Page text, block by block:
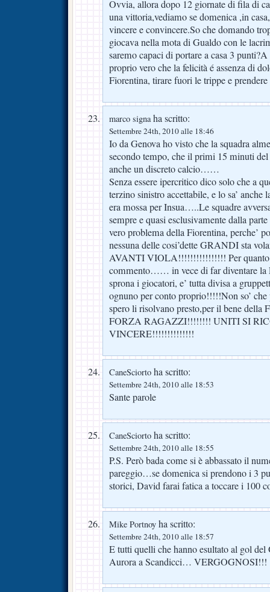
Ovvia, allora dopo 12 giornate di fila di
una vittoria,vediamo se domenica ,in
vincere e convincere.So che domando
giocava nella mota di Gualdo con le
saremo capaci di portare a casa 3
proprio vero che la felicità é assenza di
Fiorentina, tirare fuori le trippe e
marco signaha scritto:
Settembre 24th, 2010 alle 18:46
Io da Genova ho visto che la squadra
secondo tempo, che il primi 15 minuti
anche un discreto calcio……
Senza essere ipercritico dico solo che a
terzino sinistro accettabile, e lo sa’ anche
era mossa per Insua…..Le squadre
sempre e quasi esclusivamente dalla
vero problema della Fiorentina, perche’
nessuna delle cosi’dette GRANDI sta
AVANTI VIOLA!!!!!!!!!!!!!!!! Per quanto
commento…… in vece di far diventare la
sprona i giocatori, e’ tutta divisa a
ognuno per conto proprio!!!!!Non so’
spero li risolvano presto,per il bene
FORZA RAGAZZI!!!!!!!! UNITI SI
VINCERE!!!!!!!!!!!!!!
CaneSciorto ha scritto:
Settembre 24th, 2010 alle 18:53
Sante parole
CaneSciorto ha scritto:
Settembre 24th, 2010 alle 18:55
P.S. Però bada come si è abbassato il
pareggio…se domenica si prendono i 3
storici, David farai fatica a toccare i 100
Mike Portnoy ha scritto:
Settembre 24th, 2010 alle 18:57
E tutti quelli che hanno esultato al gol del
Aurora a Scandicci… VERGOGNOSI!!!